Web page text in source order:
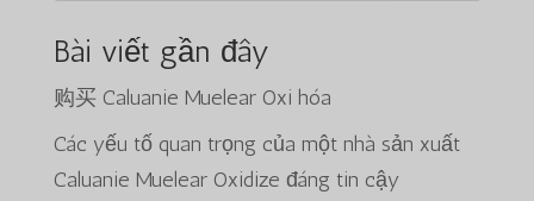
Bài viết gần đây
购买 Caluanie Muelear Oxi hóa
Các yếu tố quan trọng của một nhà sản xuất
Caluanie Muelear Oxidize đáng tin cậy